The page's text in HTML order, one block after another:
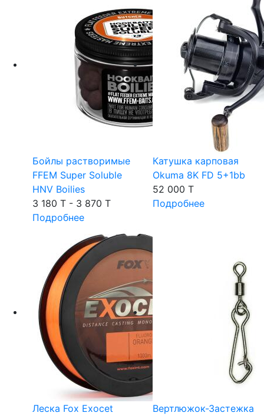
Бойлы растворимые
FFEM Super Soluble
HNV Boilies
3 180 T - 3 870 T
Подробнее
Катушка карповая
Okuma 8K FD 5+1bb
52 000 T
Подробнее
Леска Fox Exocet
Вертлюжок-Застежка